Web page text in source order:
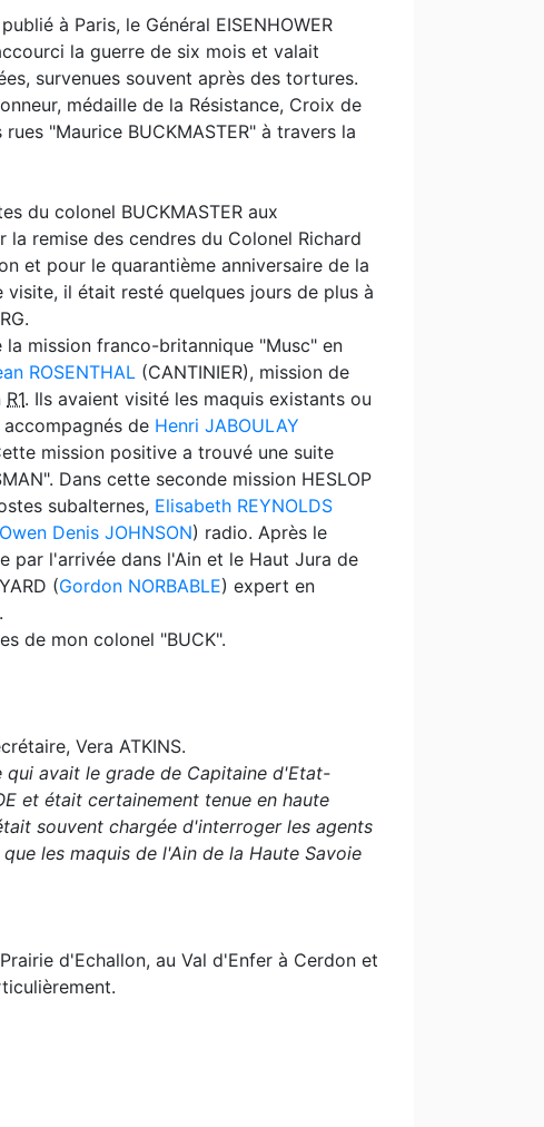
à Paris, le Général EISENHOWER
la guerre de six mois et valait
survenues souvent après des tortures.
médaille de la Résistance, Croix de
"Maurice BUCKMASTER" à travers la
du colonel BUCKMASTER aux
la remise des cendres du Colonel Richard
et pour le quarantième anniversaire de la
il était resté quelques jours de plus à
la mission franco-britannique "Musc" en
ROSENTHAL (CANTINIER), mission de
R1. Ils avaient visité les maquis existants ou
de Henri JABOULAY
mission positive a trouvé une suite
Dans cette seconde mission HESLOP
subalternes, Elisabeth REYNOLDS
Owen Denis JOHNSON) radio. Après le
par l'arrivée dans l'Ain et le Haut Jura de
(Gordon NORBABLE) expert en
de mon colonel "BUCK".
Vera ATKINS.
qui avait le grade de Capitaine d'Etat-
et était certainement tenue en haute
souvent chargée d'interroger les agents
les maquis de l'Ain de la Haute Savoie
d'Echallon, au Val d'Enfer à Cerdon et